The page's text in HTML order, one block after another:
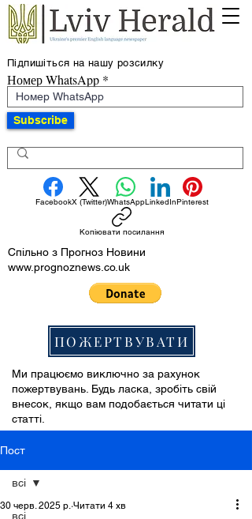
Підпишіться на нашу розсилку
Номер WhatsApp
Subscribe
FacebookX (Twitter)WhatsAppLinkedInPinterest
Копіювати посилання
Спільно з Прогноз Новини
www.prognoznews.co.uk
ПОЖЕРТВУВАТИ
Ми працюємо виключно за рахунок
пожертвувань. Будь ласка, зробіть свій
внесок, якщо вам подобається читати ці
статті.
Пост
всі
всі
30 черв. 2025 р. Читати 4 хв